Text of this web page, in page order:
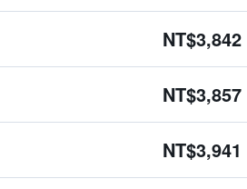
NT$3,842
NT$3,857
NT$3,941